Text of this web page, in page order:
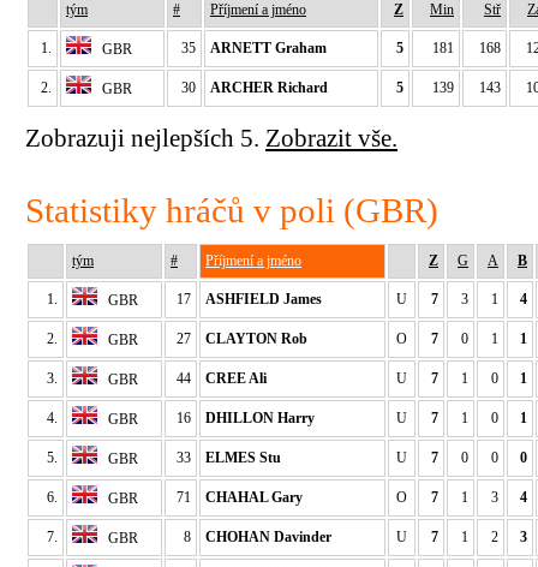
tým # Příjmení a jméno Z Min Stř
1. GBR 35 ARNETT Graham 5 181 168
2. GBR 30 ARCHER Richard 5 139 143
Zobrazuji nejlepších 5. Zobrazit vše.
Statistiky hráčů v poli (GBR)
tým # Příjmení a jméno Z G A B
1. GBR 17 ASHFIELD James U 7 3 1 4
2. GBR 27 CLAYTON Rob O 7 0 1 1
3. GBR 44 CREE Ali U 7 1 0 1
4. GBR 16 DHILLON Harry U 7 1 0 1
5. GBR 33 ELMES Stu U 7 0 0 0
6. GBR 71 CHAHAL Gary O 7 1 3 4
7. GBR 8 CHOHAN Davinder U 7 1 2 3